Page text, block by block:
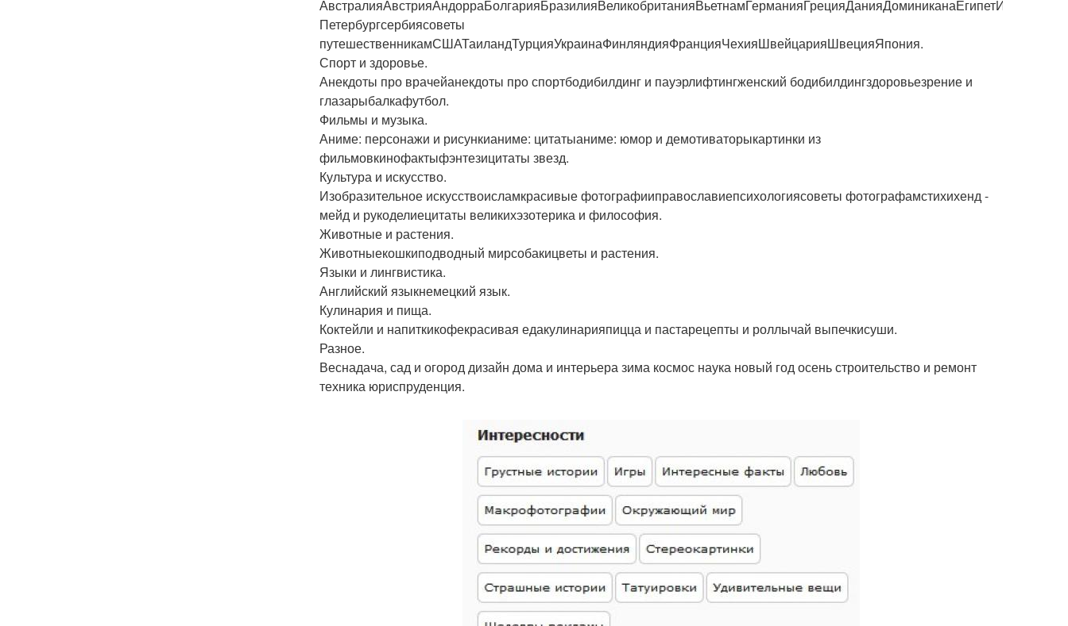
Петербургсербиясоветы
путешественникамСШАТаиландТурцияУкраинаФинляндияФранцияЧехияШвейцарияШвецияЯпония.
Спорт и здоровье.
Анекдоты про врачейанекдоты про спортбодибилдинг и пауэрлифтингженский бодибилдингздоровьезрение и
глазарыбалкафутбол.
Фильмы и музыка.
Аниме: персонажи и рисункианиме: цитатыаниме: юмор и демотиваторыкартинки из
фильмовкинофактыфэнтезицитаты звезд.
Культура и искусство.
Изобразительное искусствоисламкрасивые фотографииправославиепсихологиясоветы фотографамстихихенд -
мейд и рукоделиецитаты великихэзотерика и философия.
Животные и растения.
Животныекошкиподводный мирсобакицветы и растения.
Языки и лингвистика.
Английский языкнемецкий язык.
Кулинария и пища.
Коктейли и напиткикофекрасивая едакулинарияпицца и пастарецепты и роллычай выпечкисуши.
Разное.
Веснадача, сад и огород дизайн дома и интерьера зима космос наука новый год осень строительство и ремонт
техника юриспруденция.